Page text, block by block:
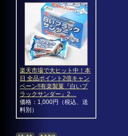
楽天市場で大ヒット中！本
日 全品ポイント2倍キャン
ペーン!!有楽製菓『白いブ
ラックサンダー』2…
価格：1,000円（税込、送
料別）